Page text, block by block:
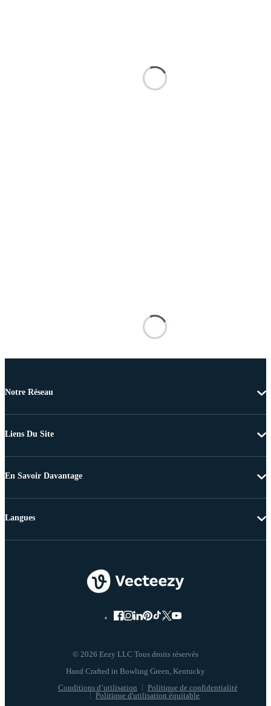
Notre Réseau
Liens Du Site
En Savoir Davantage
© 2026 Eezy LLC Tous droits réservés
Conditions d’utilisation
Politique de confidentialité
Politique d'utilisation équitable
Langues